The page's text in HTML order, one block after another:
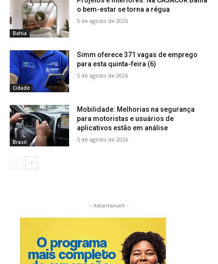
Bahia
o bem-estar se torna a régua
5 de agosto de 2026
Cidade
Simm oferece 371 vagas de emprego
para esta quinta-feira (6)
5 de agosto de 2026
Brasil
Mobilidade: Melhorias na segurança
para motoristas e usuários de
aplicativos estão em análise
5 de agosto de 2026
- Advertisment -